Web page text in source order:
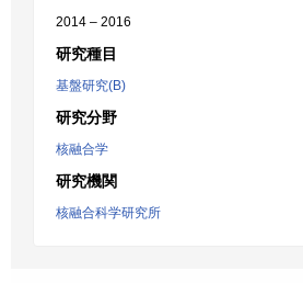
2014 – 2016
研究種目
基盤研究(B)
研究分野
核融合学
研究機関
核融合科学研究所